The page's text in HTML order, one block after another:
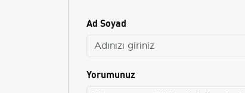
Ad Soyad
Yorumunuz